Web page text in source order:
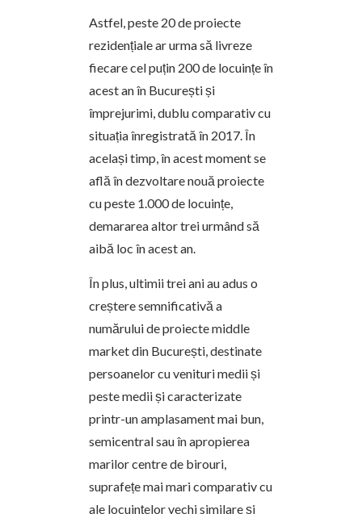
Astfel, peste 20 de proiecte
rezidențiale ar urma să livreze
fiecare cel puțin 200 de locuințe în
acest an în București și
împrejurimi, dublu comparativ cu
situația înregistrată în 2017. În
același timp, în acest moment se
află în dezvoltare nouă proiecte
cu peste 1.000 de locuințe,
demararea altor trei urmând să
aibă loc în acest an.
În plus, ultimii trei ani au adus o
creștere semnificativă a
numărului de proiecte middle
market din București, destinate
persoanelor cu venituri medii și
peste medii și caracterizate
printr-un amplasament mai bun,
semicentral sau în apropierea
marilor centre de birouri,
suprafețe mai mari comparativ cu
ale locuințelor vechi similare și